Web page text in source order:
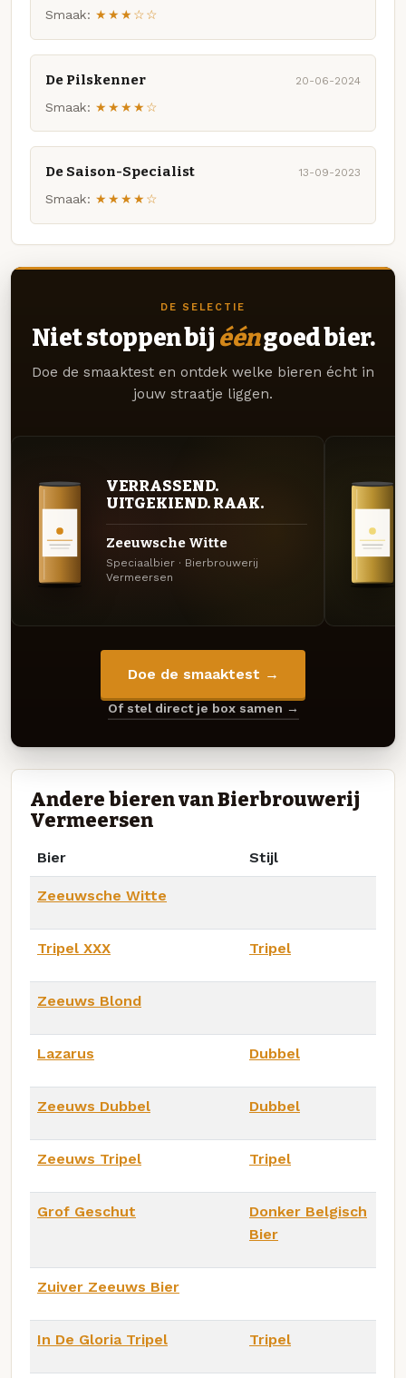
Smaak: ★★★☆☆
De Pilskenner 20-06-2024
Smaak: ★★★★☆
De Saison-Specialist 13-09-2023
Smaak: ★★★★☆
DE SELECTIE
Niet stoppen bij ééngoed bier.
Doe de smaaktest en ontdek welke bieren écht in
jouw straatje liggen.
VERRASSEND.
UITGEKIEND. RAAK.
Zeeuwsche Witte
Speciaalbier · Bierbrouwerij
Vermeersen
Doe de smaaktest →
Of stel direct je box samen →
Andere bieren van Bierbrouwerij
Vermeersen
Bier Stijl
Zeeuwsche Witte
Tripel XXX Tripel
Zeeuws Blond
Lazarus Dubbel
Zeeuws Dubbel Dubbel
Zeeuws Tripel Tripel
Grof Geschut
Donker Belgisch
Bier
Zuiver Zeeuws Bier
In De Gloria Tripel Tripel